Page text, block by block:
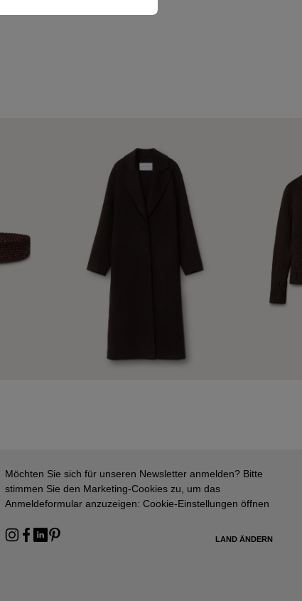
Möchten Sie sich für unseren Newsletter anmelden? Bitte
stimmen Sie den Marketing-Cookies zu, um das
Anmeldeformular anzuzeigen: Cookie-Einstellungen öffnen
LAND ÄNDERN